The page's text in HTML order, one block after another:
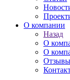
О компании
Назад
О
О
Отзывы